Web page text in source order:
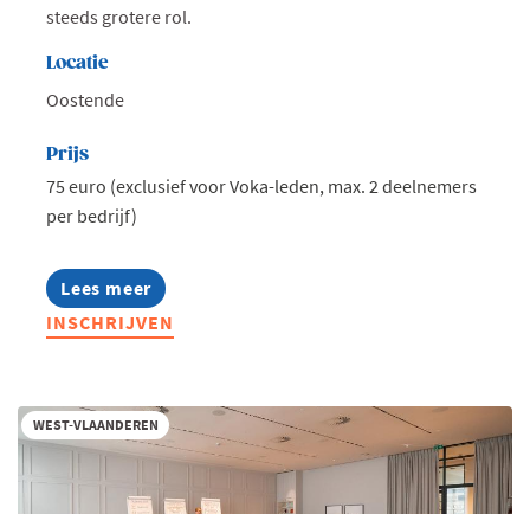
steeds grotere rol.
Locatie
Oostende
Prijs
75 euro (exclusief voor Voka-leden, max. 2 deelnemers
per bedrijf)
Lees meer
about
Voka
Ladies:
in
Outdoor
Living
INSCHRIJVEN
WEST-VLAANDEREN